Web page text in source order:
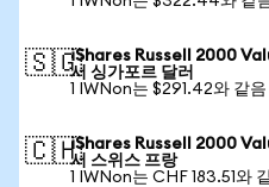
🇸🇬iShares Russell 2000
서 싱가포르 달러
1 IWNon는 $291.42와 같음
🇨🇭iShares Russell 2000
서 스위스 프랑
1 IWNon는 CHF 183.51와